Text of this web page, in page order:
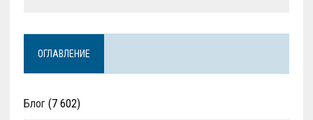
ОГЛАВЛЕНИЕ
Блог(7 602)